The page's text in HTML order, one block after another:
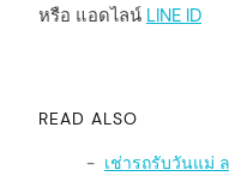
หรือ แอดไลน์ LINE ID
READ ALSO
เช่ารถรับวันแม่